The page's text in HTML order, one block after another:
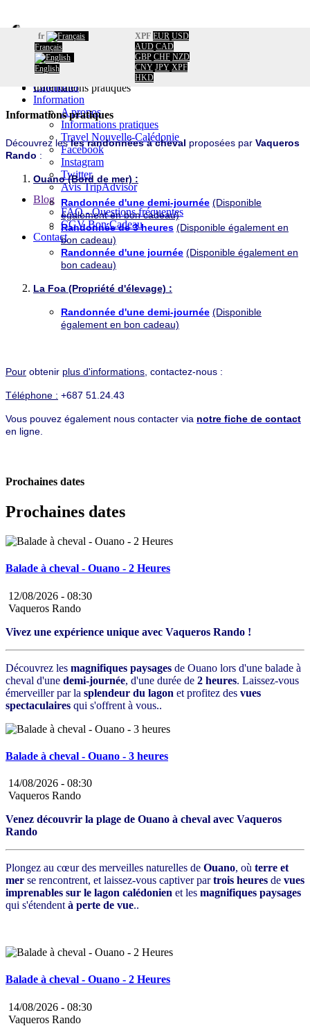
fr
Français
English
XPF EUR USD
AUD CAD
GBP CHF NZD
CNY JPY XPF
HKD
Accueil
Réservation
Calendrier
Information
A propos
Informations pratiques
Travel Nouvelle-Calédonie
Facebook
Instagram
Twitter
Avis TripAdvisor
Blog
FAQ - Questions fréquentes
CGV Bon Cadeau
Contact
Accueil
Informations pratiques
Informations pratiques
Découvrez leslesrandonnées à cheval proposées par Vaqueros
Rando :
Ouano (Bord de mer) :
Randonnée d'une demi-journée (Disponible
également en bon cadeau)
Randonnée de 3 heures (Disponible également en
bon cadeau)
Randonnée d'une journée (Disponible également en
bon cadeau)
La Foa (Propriété d'élevage) :
Randonnée d'une demi-journée (Disponible
également en bon cadeau)
Pour obtenir plus d'informations , contactez-nous :
Téléphone : +687 51.24.43
Vous pouvez également nous contacter via notre fiche de contact
en ligne.
Prochaines dates
Prochaines dates
Balade à cheval - Ouano - 2 Heures
12/08/2026 - 08:30
Vaqueros Rando
Vivez une expérience unique avec Vaqueros Rando !
Découvrez les magnifiques paysages de Ouano lors d'une balade à
cheval d'une demi-journée, d'une durée de 2 heures. Laissez-vous
émerveiller par la splendeur du lagon et profitez des vues
spectaculaires qui s'offrent à vous..
Balade à cheval - Ouano - 3 heures
14/08/2026 - 08:30
Vaqueros Rando
Venez découvrir la plage de Ouano à cheval avec Vaqueros
Rando
Plongez au cœur des merveilles naturelles de Ouano, où terre et
mer se rencontrent, et laissez-vous captiver partrois heures de vues
imprenables sur le lagon calédonien et les magnifiques paysages
qui s'étendent à perte de vue..
Balade à cheval - Ouano - 2 Heures
14/08/2026 - 08:30
Vaqueros Rando